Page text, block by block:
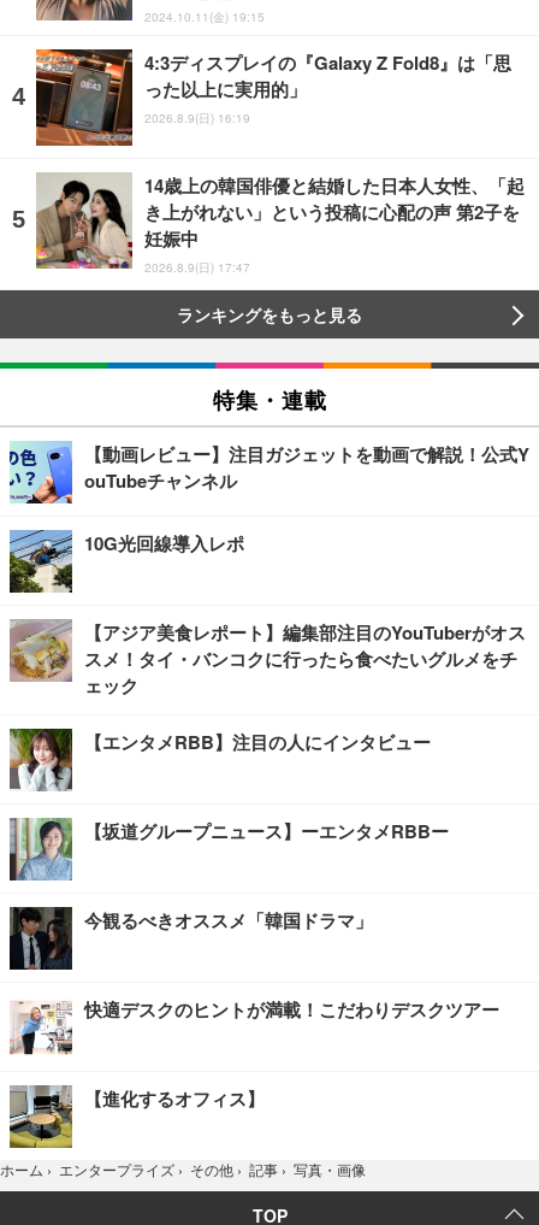
2024.10.11(金) 19:15
4:3ディスプレイの『Galaxy Z Fold8』は「思
った以上に実用的」
2026.8.9(日) 16:19
14歳上の韓国俳優と結婚した日本人女性、「起
き上がれない」という投稿に心配の声 第2子を
妊娠中
2026.8.9(日) 17:47
ランキングをもっと見る
特集・連載
【動画レビュー】注目ガジェットを動画で解説！公式Y
ouTubeチャンネル
10G光回線導入レポ
【アジア美食レポート】編集部注目のYouTuberがオス
スメ！タイ・バンコクに行ったら食べたいグルメをチ
ェック
【エンタメRBB】注目の人にインタビュー
【坂道グループニュース】ーエンタメRBBー
今観るべきオススメ「韓国ドラマ」
快適デスクのヒントが満載！こだわりデスクツアー
【進化するオフィス】
ホーム › エンタープライズ › その他 › 記事 › 写真・画像
TOP